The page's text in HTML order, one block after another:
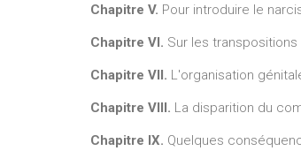
Chapitre V. Pour introduire le
Chapitre VI. Sur les
Chapitre VII. L'organisation
Chapitre VIII. La disparition du
Chapitre IX. Quelques